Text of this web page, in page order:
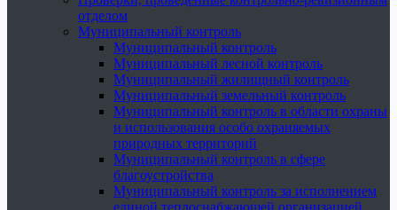
отделом
Муниципальный контроль
Муниципальный контроль
Муниципальный лесной контроль
Муниципальный жилищный контроль
Муниципальный земельный контроль
Муниципальный контроль в области охраны
и использования особо охраняемых
природных территорий
Муниципальный контроль в сфере
благоустройства
Муниципальный контроль за исполнением
единой теплоснабжающей организацией